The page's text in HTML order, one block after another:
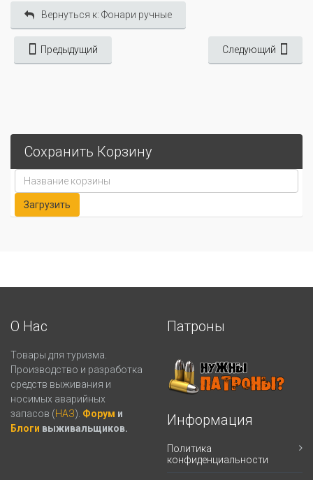
Вернуться к: Фонари ручные
Предыдущий Следующий
Сохранить Корзину
О Нас
Товары для туризма.
Производство и разработка
средств выживания и
носимых аварийных
запасов (НАЗ). Форум и
Блоги выживальщиков.
Патроны
Информация
Политика
конфиденциальности